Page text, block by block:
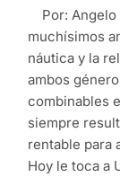
Por: Angelo
muchísimos
náutica y la
ambos
combinables
siempre
rentable para
Hoy le toca a